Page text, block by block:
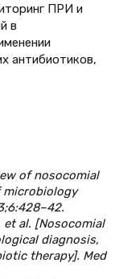
ПРИ и
в
антибиотиков,
of nosocomial
et al. [Nosocomial
diagnosis,
therapy]. Med